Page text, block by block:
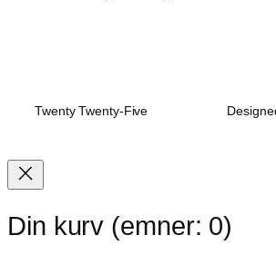
Twenty Twenty-Five
Din kurv (emner: 0)